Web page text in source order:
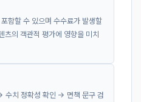
함할 수 있으며 수수료가 발생할
츠의 객관적 평가에 영향을 미치
수치 정확성 확인 → 면책 문구 검